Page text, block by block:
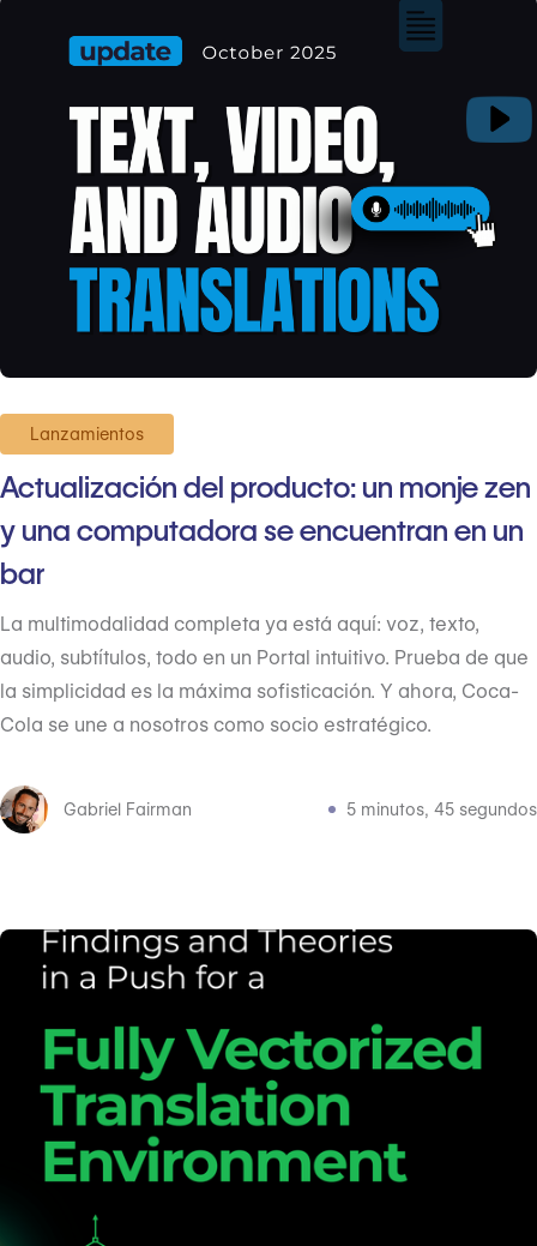
Lanzamientos
Actualización del producto: un monje zen
y una computadora se encuentran en un
bar
La multimodalidad completa ya está aquí: voz, texto,
audio, subtítulos, todo en un Portal intuitivo. Prueba de que
la simplicidad es la máxima sofisticación. Y ahora, Coca-
Cola se une a nosotros como socio estratégico.
Gabriel Fairman 5 minutos, 45 segundos